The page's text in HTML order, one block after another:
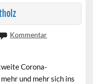
Kommentar
Corona-
und mehr sich ins